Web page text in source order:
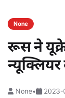
None
रूस ने
None• 2023-